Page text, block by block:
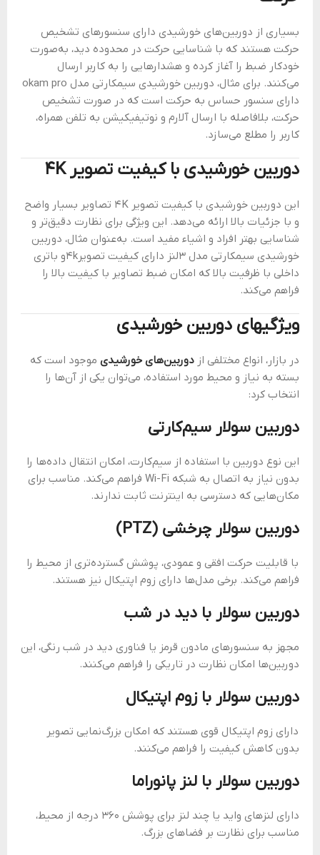
بسیاری از دوربین‌های خورشیدی دارای سنسورهای تشخیص
حرکت هستند که با شناسایی حرکت در محدوده دید، به‌صورت
خودکار ضبط را آغاز کرده و هشدارهایی را به کاربر ارسال
می‌کنند. برای مثال، دوربین خورشیدی سیمکارتی مدل okam pro
دارای سنسور حساس به حرکت است که در صورت تشخیص
حرکت، بلافاصله با ارسال آلارم و نوتیفیکیشن به تلفن همراه،
کاربر را مطلع می‌سازد.
دوربین خورشیدی با کیفیت تصویر 4K
این دوربین‌ خورشیدی با کیفیت تصویر 4K تصاویر بسیار واضح
و با جزئیات بالا ارائه می‌دهد. این ویژگی برای نظارت دقیق‌تر و
شناسایی بهتر افراد و اشیاء مفید است. به‌عنوان مثال، دوربین
خورشیدی سیمکارتی مدل 3لنز دارای کیفیت تصویر4kو باتری
داخلی با ظرفیت بالا که امکان ضبط تصاویر با کیفیت بالا را
فراهم می‌کند.
ویژگیهای دوربین خورشیدی
در بازار، انواع مختلفی از دوربین‌های خورشیدی موجود است که
بسته به نیاز و محیط مورد استفاده، می‌توان یکی از آن‌ها را
انتخاب کرد:
دوربین سولار سیم‌کارتی
این نوع دوربین‌ با استفاده از سیم‌کارت، امکان انتقال داده‌ها را
بدون نیاز به اتصال به شبکه Wi-Fi فراهم می‌کند. مناسب برای
مکان‌هایی که دسترسی به اینترنت ثابت ندارند.
دوربین سولار چرخشی (PTZ)
با قابلیت حرکت افقی و عمودی، پوشش گسترده‌تری از محیط را
فراهم می‌کند. برخی مدل‌ها دارای زوم اپتیکال نیز هستند.
دوربین سولار با دید در شب
مجهز به سنسورهای مادون قرمز یا فناوری دید در شب رنگی، این
دوربین‌ها امکان نظارت در تاریکی را فراهم می‌کنند.
دوربین سولار با زوم اپتیکال
دارای زوم اپتیکال قوی هستند که امکان بزرگ‌نمایی تصویر
بدون کاهش کیفیت را فراهم می‌کنند.
دوربین سولار با لنز پانوراما
دارای لنزهای واید یا چند لنز برای پوشش 360 درجه از محیط،
مناسب برای نظارت بر فضاهای بزرگ.